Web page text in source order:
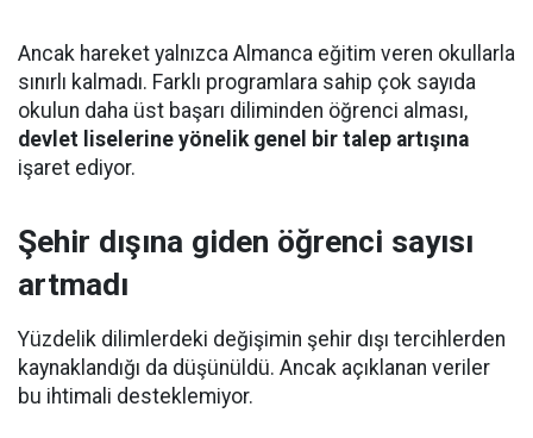
Ancak hareket yalnızca Almanca eğitim veren okullarla
sınırlı kalmadı. Farklı programlara sahip çok sayıda
okulun daha üst başarı diliminden öğrenci alması,
devlet liselerine yönelik genel bir talep artışına
işaret ediyor.
Şehir dışına giden öğrenci sayısı
artmadı
Yüzdelik dilimlerdeki değişimin şehir dışı tercihlerden
kaynaklandığı da düşünüldü. Ancak açıklanan veriler
bu ihtimali desteklemiyor.